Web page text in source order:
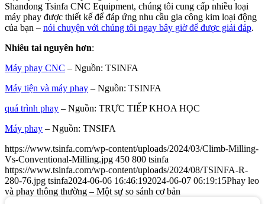
Shandong Tsinfa CNC Equipment, chúng tôi cung cấp nhiều loại
máy phay được thiết kế để đáp ứng nhu cầu gia công kim loại động
của bạn – nói chuyện với chúng tôi ngay bây giờ để được giải đáp.
Nhiêu tai nguyên hơn:
Máy phay CNC – Nguồn: TSINFA
Máy tiện và máy phay – Nguồn: TSINFA
quá trình phay – Nguồn: TRỰC TIẾP KHOA HỌC
Máy phay – Nguồn: TNSIFA
https://www.tsinfa.com/wp-content/uploads/2024/03/Climb-Milling-
Vs-Conventional-Milling.jpg 450 800 tsinfa
https://www.tsinfa.com/wp-content/uploads/2024/08/TSINFA-R-
280-76.jpg tsinfa2024-06-06 16:46:192024-06-07 06:19:15Phay leo
và phay thông thường – Một sự so sánh cơ bản